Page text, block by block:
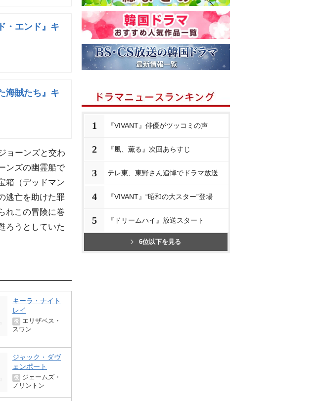
・エンド』キ
海賊たち』キ
ョーンズと交わ
ンズの幽霊船で
箱（デッドマン
逃亡を助けた罪
れこの冒険に巻
ろうとしていた
キーラ・ナイト
レイ
役
エリザベス・
スワン
ジャック・ダヴ
ェンポート
役
ジェームズ・
ノリントン
1 『VIVANT』俳優がツッコミの声
2 『風、薫る』次回あらすじ
3 テレ東、東野さん追悼でドラマ放送
4 『VIVANT』“昭和の大スター”登場
5 『ドリームハイ』放送スタート
6位以下を見る